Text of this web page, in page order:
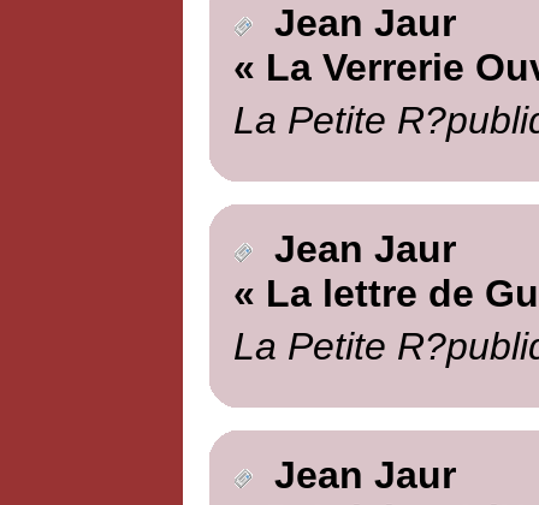
Jean Jaur
« La Verrerie
La Petite
Jean Jaur
« La lettre de
La Petite
Jean Jaur